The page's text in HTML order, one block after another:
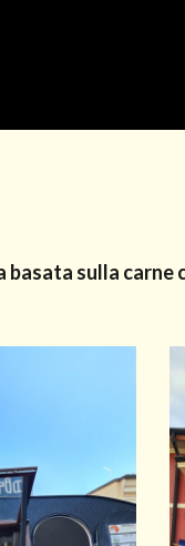
basata sulla